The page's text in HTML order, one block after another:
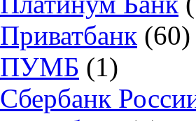
Приватбанк (60)
ПУМБ (1)
Сбербанк